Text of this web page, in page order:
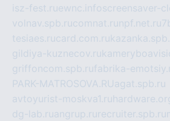
isz-fest.ruewnc.infoscreensaver-
volnav.spb.rucomnat.ru npf.net.ru
tesiaes.rucard.com.ru
gildiya-kuznecov.ru
griffoncom.spb.rufabrika-
PARK-MATROSOVA.RUagat.spb.ru
avtoyurist-moskva1.ru
dg-lab.ruangrup.ru recruiter.spb.ru